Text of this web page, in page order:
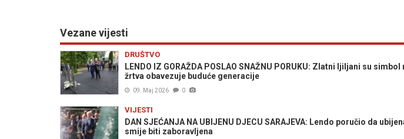
Vezane vijesti
DRUŠTVO
LENDO IZ GORAŽDA POSLAO SNAŽNU PORUKU: Zlatni ljiljani su
žrtva obavezuje buduće generacije
09. Maj 2026 0
VIJESTI
DAN SJEĆANJA NA UBIJENU DJECU SARAJEVA: Lendo poručio da
smije biti zaboravljena